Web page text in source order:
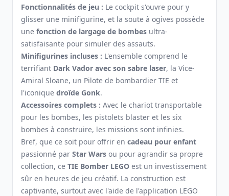
Fonctionnalités de jeu : Le cockpit s'ouvre pour y
glisser une minifigurine, et la soute à ogives possède
une fonction de largage de bombes ultra-
satisfaisante pour simuler des assauts.
Minifigurines incluses : L'ensemble comprend le
terrifiant Dark Vador avec son sabre laser, la Vice-
Amiral Sloane, un Pilote de bombardier TIE et
l'iconique droïde Gonk.
Accessoires complets : Avec le chariot transportable
pour les bombes, les pistolets blaster et les six
bombes à construire, les missions sont infinies.
Bref, que ce soit pour offrir en cadeau pour enfant
passionné par Star Wars ou pour agrandir sa propre
collection, ce TIE Bomber LEGO est un investissement
sûr en heures de jeu créatif. La construction est
captivante, surtout avec l'aide de l'application LEGO